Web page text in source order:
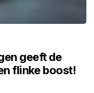
geeft de
flinke boost!